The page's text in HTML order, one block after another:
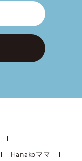
Hanakoママ